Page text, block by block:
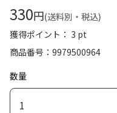
330円(送料別・税込)
獲得ポイント： 3 pt
商品番号
9979500964
数量
1